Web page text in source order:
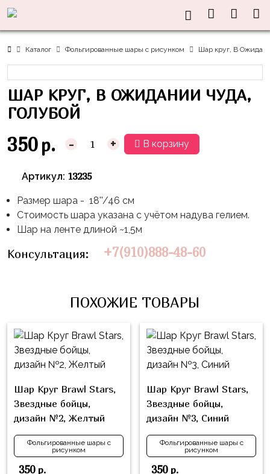
Каталог Фольгированные шары с рисунком Шар круг, В
ШАР КРУГ, В ОЖИДАНИИ ЧУДА,
ГОЛУБОЙ
350 р. - + В корзину
Артикул: 13235
Размер шара - 18''/46 см
Стоимость шара указана с учётом надува гелием.
Шар на ленте длиной ~1,5м
Консультация: +7(910)888-48-60
ПОХОЖИЕ ТОВАРЫ
Шар Круг Brawl Stars,
Звездные бойцы,
дизайн №2, Желтый
Фольгированные шары с
рисунком
350р.
Шар Круг Brawl Stars,
Звездные бойцы,
дизайн №3, Синий
Фольгированные шары с
рисунком
350р.
консультация?
Акции
Каталог
Латексные
шары
без
Латексные
шары
рисунком
Фольгированные
сердца/
звёзды
81
см
Фольга
91
см
Фольгированные
шары
с
рисунком
Праздники
8
марта
23
Дембель
Родился
День
Рождения
День
Сентября
Хэллоуин
Свадьба
Мальчик
или
Девочка
Тематики
Оранжевая
Корова
Маша
Медведь
Трактор
Миньоны
Пикачу
Леди
ми-
мишки
Лёва
Свинка
Смешарики/
Малышарики
Информация
О нас
Доставка
и оплата
Контакты
+7(910)888-
48-
60
Бор,
ул.
М.Горького,
62/2